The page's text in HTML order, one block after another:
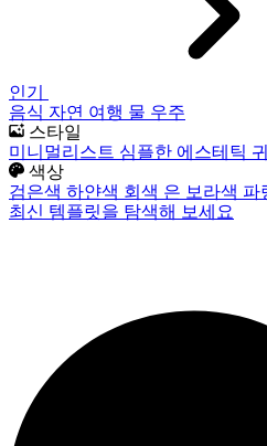
인기
음식 자연 여행 물 우주
스타일
미니멀리스트 심플한 에스테틱
색상
검은색 하얀색 회색 은 보라색 파
최신 템플릿을 탐색해 보세요